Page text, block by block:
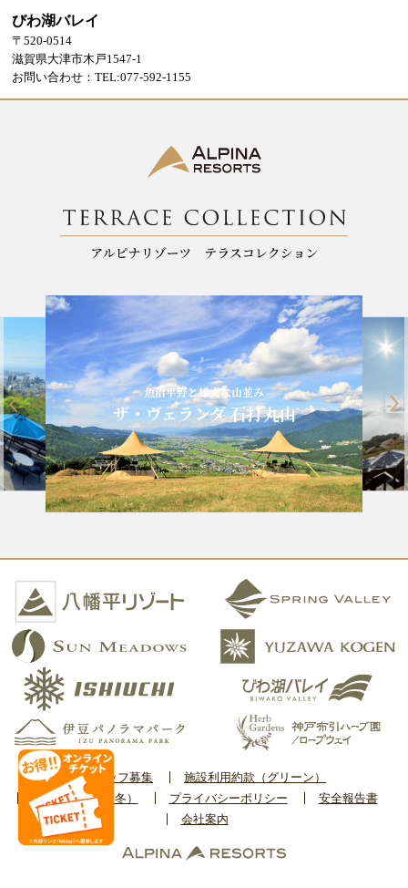
びわ湖バレイ
〒520-0514
滋賀県大津市木戸1547-1
お問い合わせ：TEL:077-592-1155
と雄大な山並み
ンダ 石打丸山
標高1900m、八ヶ岳ブルー
清里テラス
スタッフ募集
施設利用約款（グリーン）
施設利用約款（冬）
プライバシーポリシー
安全報告書
会社案内